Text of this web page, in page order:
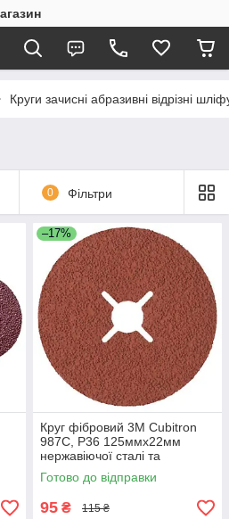
Круги зачисні абразивні відрізні
0 Фільтри
–17%
Круг фібровий 3М Cubitron
987C, P36 125ммх22мм
нержавіючої сталі та
кольорових металів
Готово до відправки
95 ₴ 115 ₴